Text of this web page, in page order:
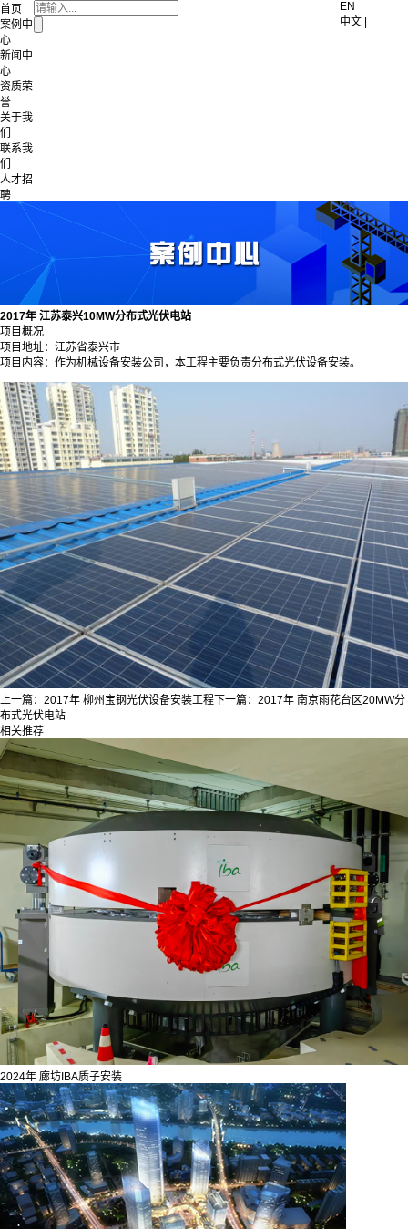
首页
案例中
心
新闻中
心
资质荣
誉
关于我
们
联系我
们
人才招
聘
EN
中文 |
2017年 江苏泰兴10MW分布式光伏电站
项目概况
项目地址：江苏省泰兴市
项目内容：作为机械设备安装公司，本工程主要负责分布式光伏设备安装。
上一篇： 2017年 柳州宝钢光伏设备安装工程 下一篇： 2017年 南京雨花台区20MW分
布式光伏电站
相关推荐
2024年 廊坊IBA质子安装